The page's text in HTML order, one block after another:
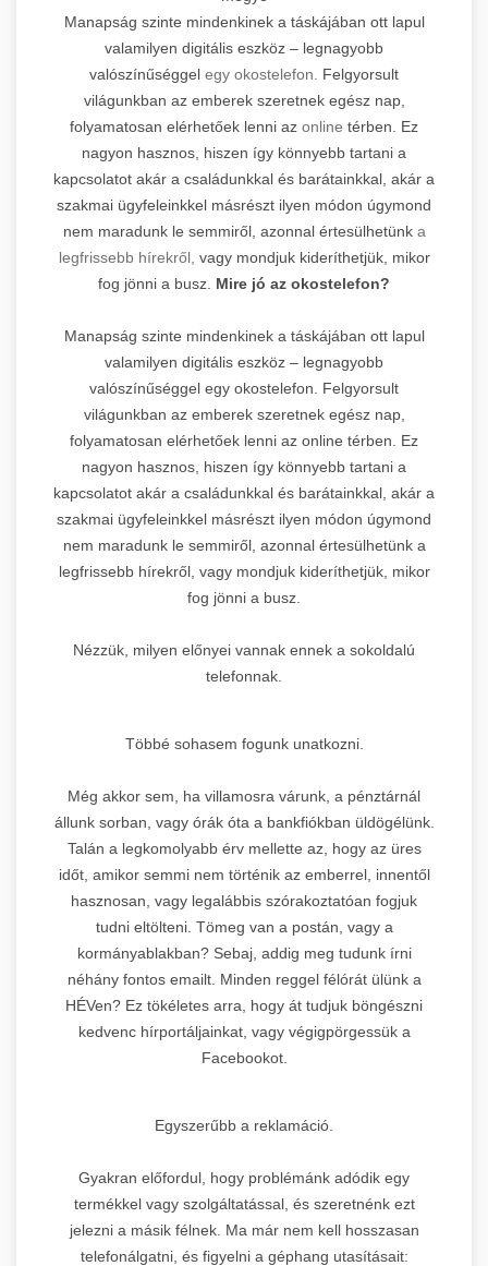
Manapság szinte mindenkinek a táskájában ott lapul
valamilyen digitális eszköz – legnagyobb
valószínűséggel egy okostelefon.
Felgyorsult
világunkban az emberek szeretnek egész nap,
folyamatosan elérhetőek lenni az online térben. Ez
nagyon hasznos, hiszen így könnyebb tartani a
kapcsolatot akár a családunkkal és barátainkkal, akár a
szakmai ügyfeleinkkel másrészt ilyen módon úgymond
nem maradunk le semmiről, azonnal értesülhetünk a
legfrissebb hírekről, vagy mondjuk kideríthetjük, mikor
fog jönni a busz. Mire jó az okostelefon?
Manapság szinte mindenkinek a táskájában ott lapul
valamilyen digitális eszköz – legnagyobb
valószínűséggel egy okostelefon. Felgyorsult
világunkban az emberek szeretnek egész nap,
folyamatosan elérhetőek lenni az online térben. Ez
nagyon hasznos, hiszen így könnyebb tartani a
kapcsolatot akár a családunkkal és barátainkkal, akár a
szakmai ügyfeleinkkel másrészt ilyen módon úgymond
nem maradunk le semmiről, azonnal értesülhetünk a
legfrissebb hírekről, vagy mondjuk kideríthetjük, mikor
fog jönni a busz.
Nézzük, milyen előnyei vannak ennek a sokoldalú
telefonnak.
Többé sohasem fogunk unatkozni.
Még akkor sem, ha villamosra várunk, a pénztárnál
állunk sorban, vagy órák óta a bankfiókban üldögélünk.
Talán a legkomolyabb érv mellette az, hogy az üres
időt, amikor semmi nem történik az emberrel, innentől
hasznosan, vagy legalábbis szórakoztatóan fogjuk
tudni eltölteni. Tömeg van a postán, vagy a
kormányablakban? Sebaj, addig meg tudunk írni
néhány fontos emailt. Minden reggel félórát ülünk a
HÉVen? Ez tökéletes arra, hogy át tudjuk böngészni
kedvenc hírportáljainkat, vagy végigpörgessük a
Facebookot.
Egyszerűbb a reklamáció.
Gyakran előfordul, hogy problémánk adódik egy
termékkel vagy szolgáltatással, és szeretnénk ezt
jelezni a másik félnek. Ma már nem kell hosszasan
telefonálgatni, és figyelni a géphang utasításait: